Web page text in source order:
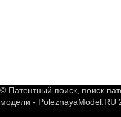
© Патентный поиск, поиск
модели - PoleznayaModel.RU